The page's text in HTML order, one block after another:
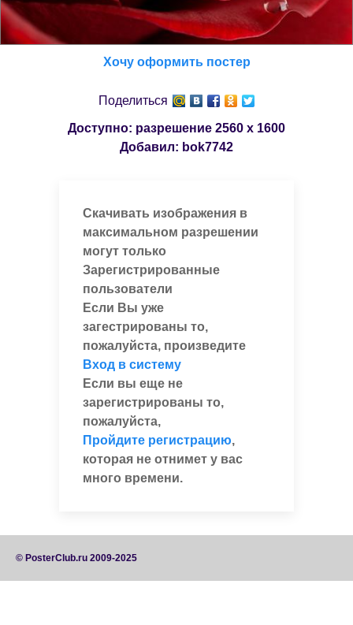
Хочу оформить постер
Поделиться
Доступно: разрешение 2560 x 1600
Добавил: bok7742
Скачивать изображения в
максимальном разрешении
могут только
Зарегистрированные
пользователи
Если Вы уже
загестрированы то,
пожалуйста, произведите
Вход в систему
Если вы еще не
зарегистрированы то,
пожалуйста,
Пройдите регистрацию,
которая не отнимет у вас
много времени.
© PosterClub.ru 2009-2025